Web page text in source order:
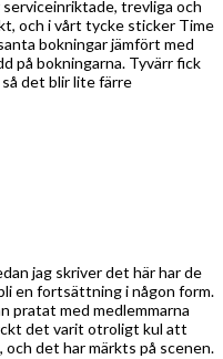
trevliga och
och i vårt tycke sticker Time
bokningar jämfört med
på bokningarna. Tyvärr fick
det blir lite färre
jag skriver det här har de
en fortsättning i någon form.
pratat med medlemmarna
det varit otroligt kul att
det har märkts på scenen.